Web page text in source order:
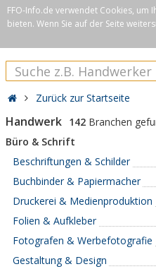
FFO-Info.de verwendet Cookies, um
bieten. Wenn Sie auf der Seite
Zurück zur Startseite
Handwerk 142 Branchen
Büro & Schrift
Beschriftungen & Schilder
Buchbinder & Papiermacher
Druckerei & Medienproduktion
Folien & Aufkleber
Fotografen & Werbefotografie
Gestaltung & Design